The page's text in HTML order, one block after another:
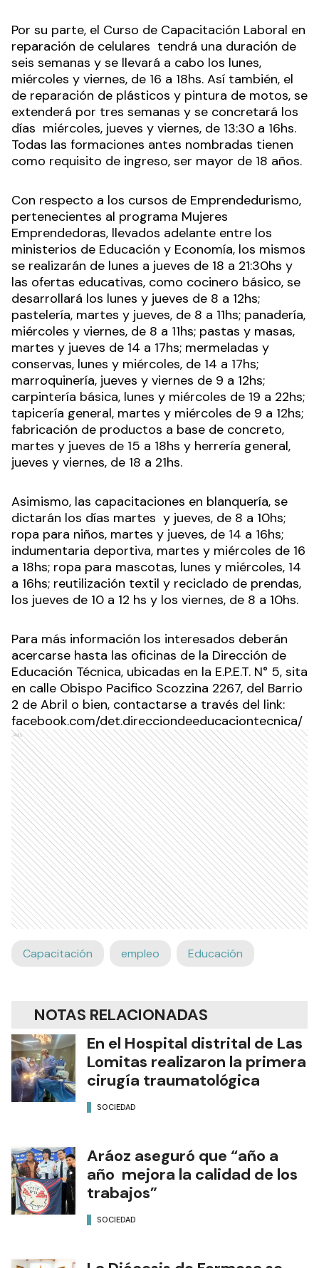
Por su parte, el Curso de Capacitación Laboral en
reparación de celulares tendrá una duración de
seis semanas y se llevará a cabo los lunes,
miércoles y viernes, de 16 a 18hs. Así también, el
de reparación de plásticos y pintura de motos, se
extenderá por tres semanas y se concretará los
días miércoles, jueves y viernes, de 13:30 a 16hs.
Todas las formaciones antes nombradas tienen
como requisito de ingreso, ser mayor de 18 años.
Con respecto a los cursos de Emprendedurismo,
pertenecientes al programa Mujeres
Emprendedoras, llevados adelante entre los
ministerios de Educación y Economía, los mismos
se realizarán de lunes a jueves de 18 a 21:30hs y
las ofertas educativas, como cocinero básico, se
desarrollará los lunes y jueves de 8 a 12hs;
pastelería, martes y jueves, de 8 a 11hs; panadería,
miércoles y viernes, de 8 a 11hs; pastas y masas,
martes y jueves de 14 a 17hs; mermeladas y
conservas, lunes y miércoles, de 14 a 17hs;
marroquinería, jueves y viernes de 9 a 12hs;
carpintería básica, lunes y miércoles de 19 a 22hs;
tapicería general, martes y miércoles de 9 a 12hs;
fabricación de productos a base de concreto,
martes y jueves de 15 a 18hs y herrería general,
jueves y viernes, de 18 a 21hs.
Asimismo, las capacitaciones en blanquería, se
dictarán los días martes y jueves, de 8 a 10hs;
ropa para niños, martes y jueves, de 14 a 16hs;
indumentaria deportiva, martes y miércoles de 16
a 18hs; ropa para mascotas, lunes y miércoles, 14
a 16hs; reutilización textil y reciclado de prendas,
los jueves de 10 a 12 hs y los viernes, de 8 a 10hs.
Para más información los interesados deberán
acercarse hasta las oficinas de la Dirección de
Educación Técnica, ubicadas en la E.P.E.T. N° 5, sita
en calle Obispo Pacifico Scozzina 2267, del Barrio
2 de Abril o bien, contactarse a través del link:
facebook.com/det.direcciondeeducaciontecnica/
Ads
Capacitación empleo Educación
NOTAS RELACIONADAS
En el Hospital distrital de Las
Lomitas realizaron la primera
cirugía traumatológica
SOCIEDAD
Aráoz aseguró que “año a
año mejora la calidad de los
trabajos”
SOCIEDAD